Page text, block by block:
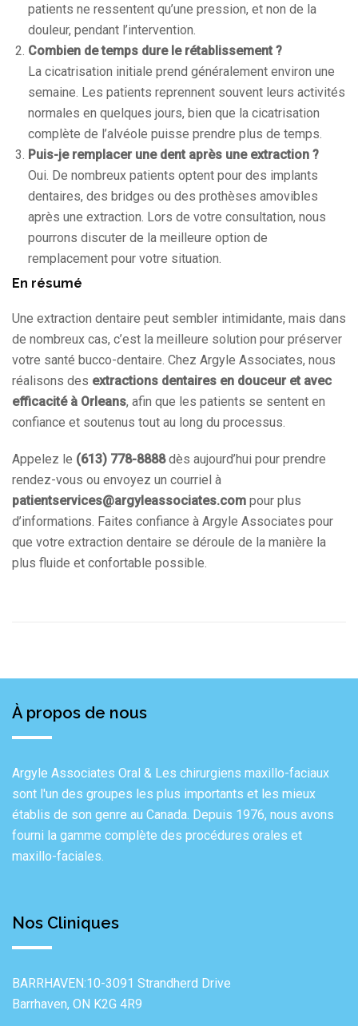
patients ne ressentent qu’une pression, et non de la
douleur, pendant l’intervention.
Combien de temps dure le rétablissement ?
La cicatrisation initiale prend généralement environ une
semaine. Les patients reprennent souvent leurs activités
normales en quelques jours, bien que la cicatrisation
complète de l’alvéole puisse prendre plus de temps.
Puis-je remplacer une dent après une extraction ?
Oui. De nombreux patients optent pour des implants
dentaires, des bridges ou des prothèses amovibles
après une extraction. Lors de votre consultation, nous
pourrons discuter de la meilleure option de
remplacement pour votre situation.
En résumé
Une extraction dentaire peut sembler intimidante, mais dans
de nombreux cas, c’est la meilleure solution pour préserver
votre santé bucco-dentaire. Chez Argyle Associates, nous
réalisons des extractions dentaires en douceur et avec
efficacité à Orleans, afin que les patients se sentent en
confiance et soutenus tout au long du processus.
Appelez le (613) 778-8888dès aujourd’hui pour prendre
rendez-vous ou envoyez un courriel à
patientservices@argyleassociates.com pour plus
d’informations. Faites confiance à Argyle Associates pour
que votre extraction dentaire se déroule de la manière la
plus fluide et confortable possible.
À propos de nous
Argyle Associates Oral & Les chirurgiens maxillo-faciaux
sont l'un des groupes les plus importants et les mieux
établis de son genre au Canada. Depuis 1976, nous avons
fourni la gamme complète des procédures orales et
maxillo-faciales.
Nos Cliniques
BARRHAVEN:10-3091 Strandherd Drive
Barrhaven, ON K2G 4R9